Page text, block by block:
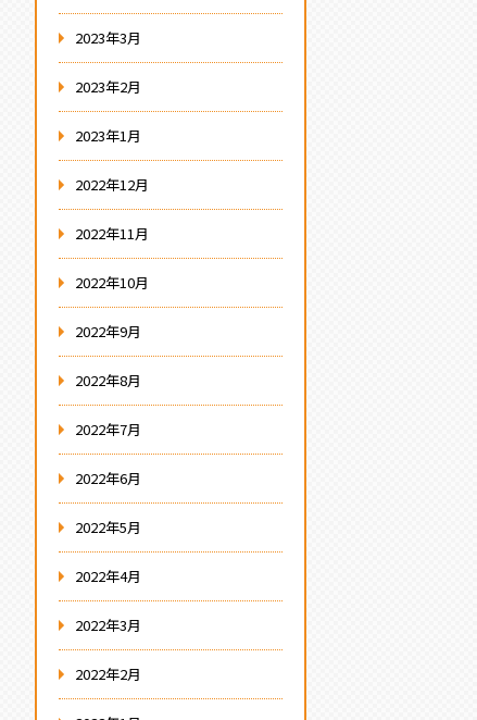
2023年3月
2023年2月
2023年1月
2022年12月
2022年11月
2022年10月
2022年9月
2022年8月
2022年7月
2022年6月
2022年5月
2022年4月
2022年3月
2022年2月